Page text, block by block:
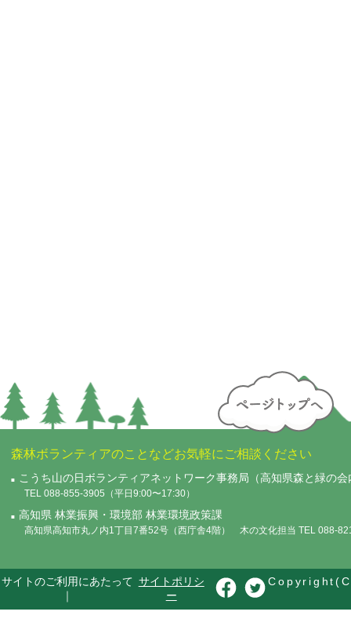
森林ボランティアのことなどお気軽にご相談ください
こうち山の日ボランティアネットワーク事務局（高知県森と緑の会
TEL 088-855-3905（平日9:00〜17:30）
高知県 林業振興・環境部 林業環境政策課
高知県高知市丸ノ内1丁目7番52号（西庁舎4階） 木の文化担当 TEL 088-
サイトのご利用にあたって
｜
サイトポリシ
ー